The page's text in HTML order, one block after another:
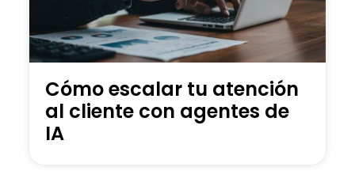
Cómo escalar tu atención
al cliente con agentes de
IA